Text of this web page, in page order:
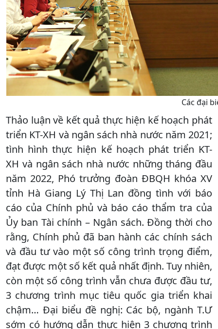
Các đại
Thảo luận về kết quả thực hiện kế hoạch phát
triển KT-XH và ngân sách nhà nước năm 2021;
tình hình thực hiện kế hoạch phát triển KT-
XH và ngân sách nhà nước những tháng đầu
năm 2022, Phó trưởng đoàn ĐBQH khóa XV
tỉnh Hà Giang Lý Thị Lan đồng tình với báo
cáo của Chính phủ và báo cáo thẩm tra của
Ủy ban Tài chính – Ngân sách. Đồng thời cho
rằng, Chính phủ đã ban hành các chính sách
và đầu tư vào một số công trình trọng điểm,
đạt được một số kết quả nhất định. Tuy nhiên,
còn một số công trình vẫn chưa được đầu tư,
3 chương trình mục tiêu quốc gia triển khai
chậm… Đại biểu đề nghị: Các bộ, ngành T.Ư
sớm có hướng dẫn thực hiện 3 chương trình